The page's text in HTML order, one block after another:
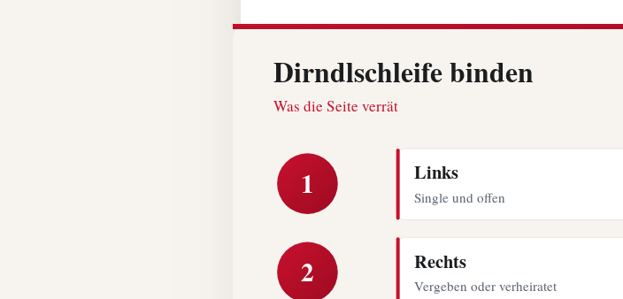
Dirndlschleife binden
Was die Seite verrät
1 Links
Single und offen
2 Rechts
Vergeben oder verheiratet